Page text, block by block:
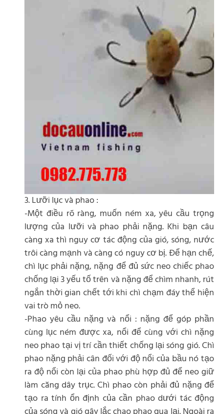
3. Lưỡi lục và phao :
-Một điều rõ ràng, muốn ném xa, yêu cầu trọng
lượng của lưỡi và phao phải nặng. Khi bạn câu
càng xa thì nguy cơ tác động của gió, sóng, nước
trôi càng mạnh và càng có nguy cơ bị. Để hạn chế,
chì lục phải nặng, nặng để đủ sức neo chiếc phao
chống lại 3 yếu tố trên và nặng để chìm nhanh, rút
ngắn thời gian chết tới khi chì chạm đáy thể hiện
vai trò mỏ neo.
-Phao yêu cầu nặng và nổi : nặng để góp phần
cùng lục ném được xa, nổi để cùng với chì nặng
neo phao tại vị trí cần thiết chống lại sóng gió. Chì
phao nặng phải cân đối với độ nổi của bầu nó tạo
ra độ nổi còn lại của phao phù hợp đủ để neo giữ
làm căng dây trục. Chì phao còn phải đủ nặng để
tạo ra tính ổn định của cần phao dưới tác động